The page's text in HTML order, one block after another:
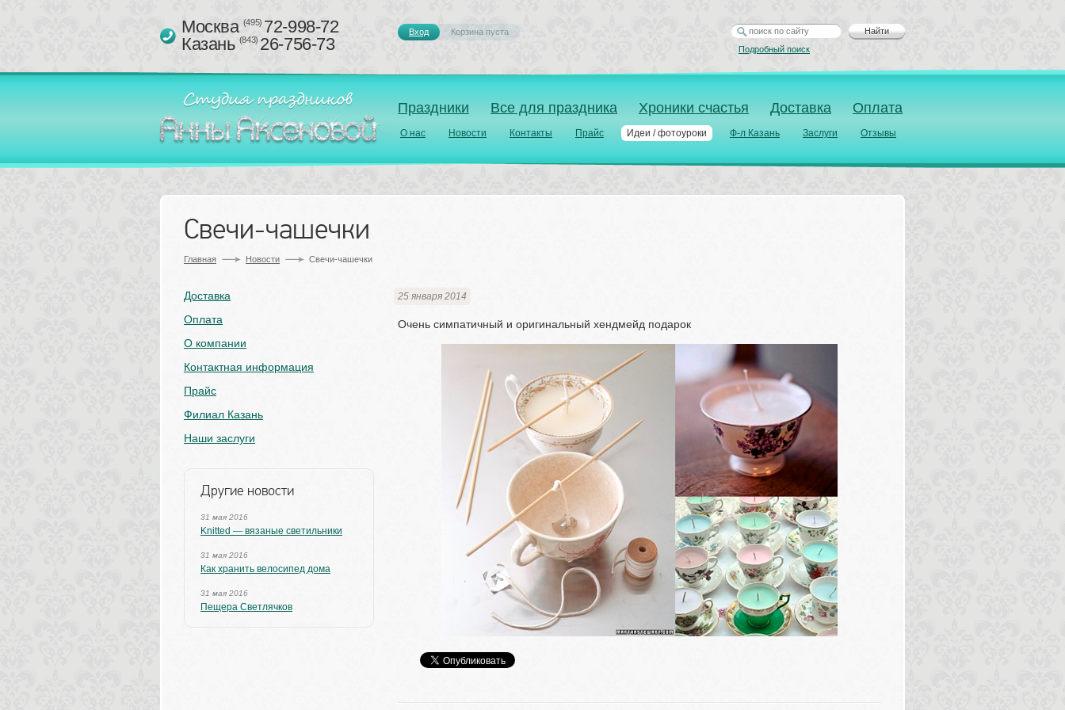
Праздники Все для праздника Хроники счастья Доставка Оплата
О нас Новости Контакты Прайс Идеи / фотоуроки Ф-л Казань Заслуги Отзывы
Москва (495)72-998-72
Казань (843)26-756-73
Вход Корзина пуста
Найти
Подробный поиск
Свечи-чашечки
Главная Новости Свечи-чашечки
25 января 2014
Очень симпатичный и оригинальный хендмейд подарок
Доставка
Оплата
О компании
Контактная информация
Прайс
Филиал Казань
Наши заслуги
Другие новости
31 мая 2016
Knitted — вязаные светильники
31 мая 2016
Как хранить велосипед дома
31 мая 2016
Пещера Светлячков